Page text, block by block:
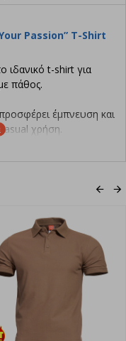
Passion” T-Shirt
ιδανικό t-shirt για
πάθος.
έμπνευση και
χρήση.
τεχνολογία quick-dry
ιδανικό για άσκηση
training, streetwear
με το
Astir T-Shirt